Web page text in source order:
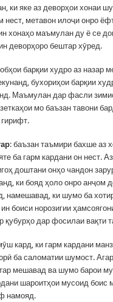
ки яке аз деворҳои хонаи
нест, метавон илоҷи онро
хонаҳо маъмулан ду ё се
деворҳоро бештар хӯред.
барқии худро аз назар
бухориҳои барқии
Маъмулан дар фасли
мо баъзан тавони
: баъзан таъмири бахше аз
ба гарм кардани он нест.
доштани онҳо чандон
ки бояд ҳоло онро анҷом
намешавад, ки шумо ба
ин боиси норозигии
қубурҳо дар фосилаи
кард, ки гарм кардани
ба саломатии шумост.
мешавад ва шумо барои
шароитҳои мусоид боис
намояд.